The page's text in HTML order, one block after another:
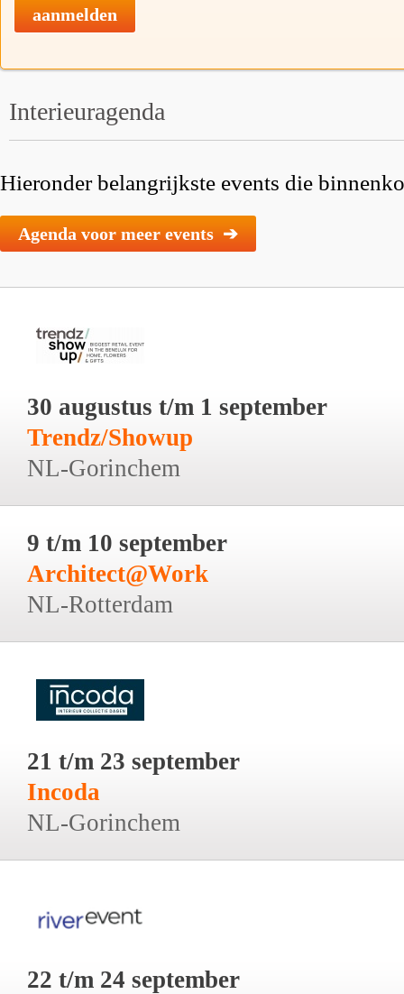
aanmelden
Interieuragenda
Hieronder belangrijkste events die
Agenda voor meer events ➔
30 augustus t/m 1 september
Trendz/Showup
NL-Gorinchem
9 t/m 10 september
Architect@Work
NL-Rotterdam
21 t/m 23 september
Incoda
NL-Gorinchem
22 t/m 24 september